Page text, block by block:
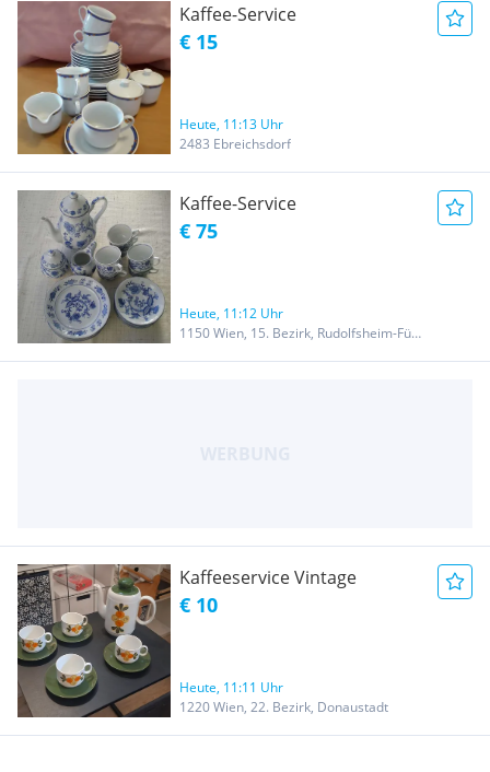
Kaffee-Service
€ 15
Heute, 11:13 Uhr
2483 Ebreichsdorf
Kaffee-Service
€ 75
Heute, 11:12 Uhr
1150 Wien, 15. Bezirk, Rudolfsheim-Fünfhaus
Kaffeeservice Vintage
€ 10
Heute, 11:11 Uhr
1220 Wien, 22. Bezirk, Donaustadt